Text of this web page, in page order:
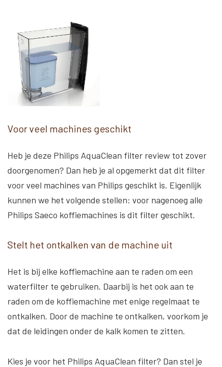
Voor veel machines geschikt
Heb je deze Philips AquaClean filter review tot zover
doorgenomen? Dan heb je al opgemerkt dat dit filter
voor veel machines van Philips geschikt is. Eigenlijk
kunnen we het volgende stellen: voor nagenoeg alle
Philips Saeco koffiemachines is dit filter geschikt.
Stelt het ontkalken van de machine uit
Het is bij elke koffiemachine aan te raden om een
waterfilter te gebruiken. Daarbij is het ook aan te
raden om de koffiemachine met enige regelmaat te
ontkalken. Door de machine te ontkalken, voorkom je
dat de leidingen onder de kalk komen te zitten.
Kies je voor het Philips AquaClean filter? Dan stel je